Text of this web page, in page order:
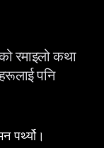
रमाइलो कथा
पनि
पर्थ्यो।